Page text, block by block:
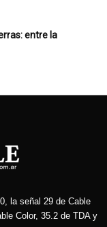
entre la
la señal 29 de Cable
Color, 35.2 de TDA y